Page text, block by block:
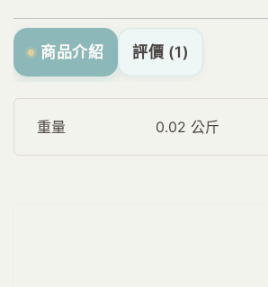
享
Facebook
享
WhatsApp
商品介紹 評價 (1)
重量 0.02 公斤